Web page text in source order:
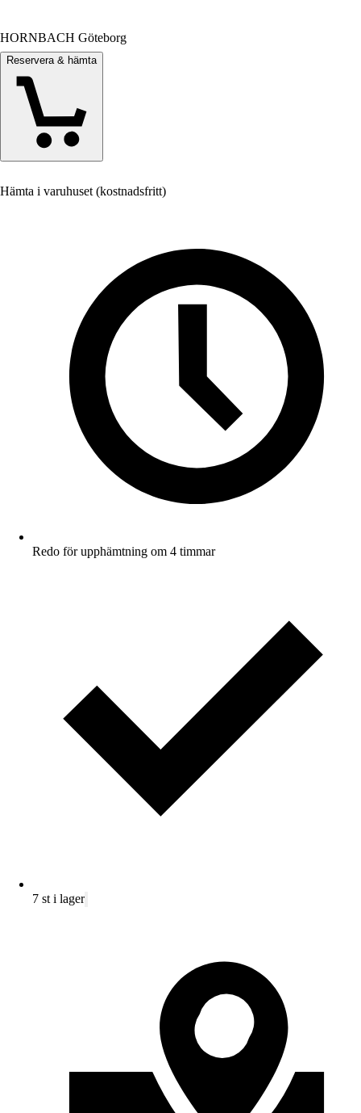
HORNBACH Göteborg
Reservera & hämta
Hämta i varuhuset (kostnadsfritt)
Redo för upphämtning om 4 timmar
7 st i lager